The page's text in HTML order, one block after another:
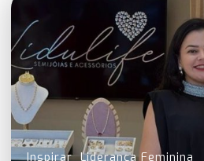
Inspirar Liderança Feminina